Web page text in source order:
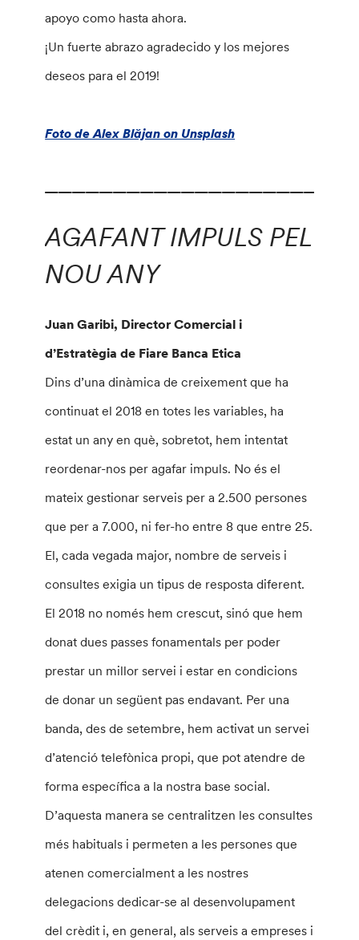
apoyo como hasta ahora.
¡Un fuerte abrazo agradecido y los mejores
deseos para el 2019!
Foto de Alex Blăjan on Unsplash
AGAFANT IMPULS PEL
NOU ANY
Juan Garibi, Director Comercial i
d’Estratègia de Fiare Banca Etica
Dins d’una dinàmica de creixement que ha
continuat el 2018 en totes les variables, ha
estat un any en què, sobretot, hem intentat
reordenar-nos per agafar impuls. No és el
mateix gestionar serveis per a 2.500 persones
que per a 7.000, ni fer-ho entre 8 que entre 25.
El, cada vegada major, nombre de serveis i
consultes exigia un tipus de resposta diferent.
El 2018 no només hem crescut, sinó que hem
donat dues passes fonamentals per poder
prestar un millor servei i estar en condicions
de donar un següent pas endavant. Per una
banda, des de setembre, hem activat un servei
d’atenció telefònica propi, que pot atendre de
forma específica a la nostra base social.
D’aquesta manera se centralitzen les consultes
més habituals i permeten a les persones que
atenen comercialment a les nostres
delegacions dedicar-se al desenvolupament
del crèdit i, en general, als serveis a empreses i